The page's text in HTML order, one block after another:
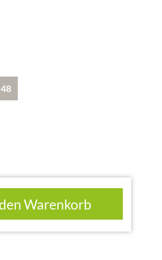
48
Warenkorb